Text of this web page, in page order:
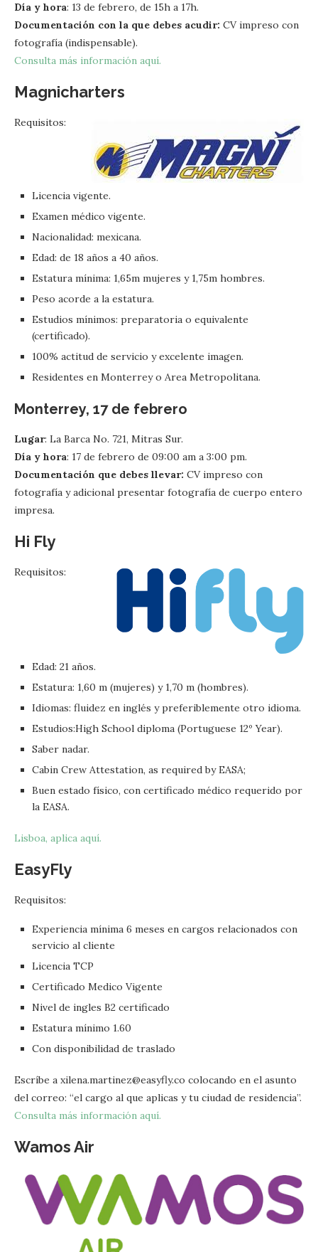
Día y hora: 13 de febrero, de 15h a 17h.
Documentación con la que debes acudir: CV impreso con
fotografía (indispensable).
Consulta más información aquí.
Magnicharters
Requisitos:
Licencia vigente.
Examen médico vigente.
Nacionalidad: mexicana.
Edad: de 18 años a 40 años.
Estatura mínima: 1,65m mujeres y 1,75m hombres.
Peso acorde a la estatura.
Estudios mínimos: preparatoria o equivalente
(certificado).
100% actitud de servicio y excelente imagen.
Residentes en Monterrey o Area Metropolitana.
Monterrey, 17 de febrero
Lugar: La Barca No. 721, Mitras Sur.
Día y hora: 17 de febrero de 09:00 am a 3:00 pm.
Documentación que debes llevar: CV impreso con
fotografía y adicional presentar fotografía de cuerpo entero
impresa.
Hi Fly
Requisitos:
Edad: 21 años.
Estatura: 1,60 m (mujeres) y 1,70 m (hombres).
Idiomas: fluidez en inglés y preferiblemente otro idioma.
Estudios:High School diploma (Portuguese 12º Year).
Saber nadar.
Cabin Crew Attestation, as required by EASA;
Buen estado físico, con certificado médico requerido por
la EASA.
Lisboa, aplica aquí.
EasyFly
Requisitos:
Experiencia mínima 6 meses en cargos relacionados con
servicio al cliente
Licencia TCP
Certificado Medico Vigente
Nivel de ingles B2 certificado
Estatura mínimo 1.60
Con disponibilidad de traslado
Escríbe a xilena.martinez@easyfly.co colocando en el asunto
del correo: “el cargo al que aplicas y tu ciudad de residencia”.
Consulta más información aquí.
Wamos Air